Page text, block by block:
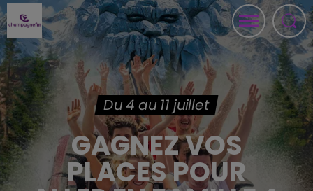
Du 4 au 11 juillet
GAGNEZ VOS
PLACES POUR